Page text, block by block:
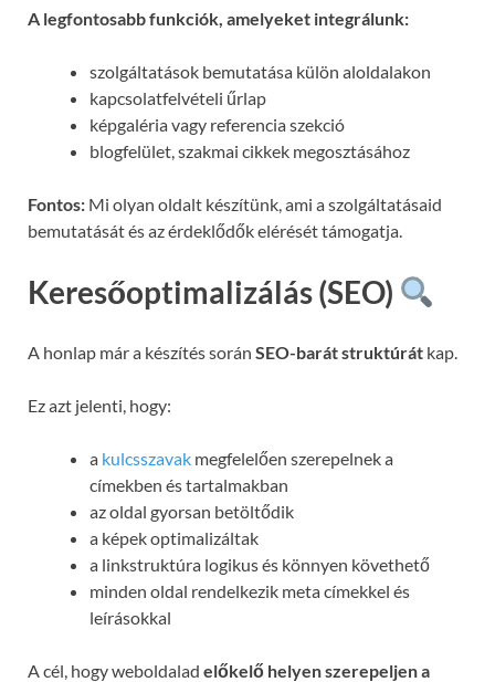
A legfontosabb funkciók, amelyeket integrálunk:
szolgáltatások bemutatása külön aloldalakon
kapcsolatfelvételi űrlap
képgaléria vagy referencia szekció
blogfelület, szakmai cikkek megosztásához
Fontos: Mi olyan oldalt készítünk, ami a szolgáltatásaid
bemutatását és az érdeklődők elérését támogatja.
Keresőoptimalizálás (SEO)
A honlap már a készítés során SEO-barát struktúrát kap.
Ez azt jelenti, hogy:
a kulcsszavak megfelelően szerepelnek a
címekben és tartalmakban
az oldal gyorsan betöltődik
a képek optimalizáltak
a linkstruktúra logikus és könnyen követhető
minden oldal rendelkezik meta címekkel és
leírásokkal
A cél, hogy weboldalad előkelő helyen szerepeljen a